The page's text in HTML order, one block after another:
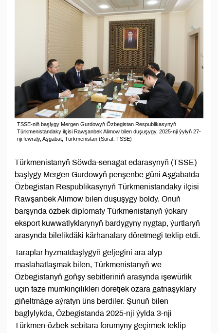
TSSE-niň başlygy Mergen Gurdowyň Özbegistan Respublikasynyň
Türkmenistandaky ilçisi Rawşanbek Alimow bilen duşuşygy, 2025-nji ýylyň 27-
nji fewraly, Aşgabat, Türkmenistan (Surat: TSSE)
Türkmenistanyň Söwda-senagat edarasynyň (TSSE)
başlygy Mergen Gurdowyň penşenbe güni Aşgabatda
Özbegistan Respublikasynyň Türkmenistandaky ilçisi
Rawşanbek Alimow bilen duşuşygy boldy. Onuň
barşynda özbek diplomaty Türkmenistanyň ýokary
eksport kuwwatlyklarynyň bardygyny nygtap, ýurtlaryň
arasynda bilelikdäki kärhanalary döretmegi teklip etdi.
Taraplar hyzmatdaşlygyň geljegini ara alyp
maslahatlaşmak bilen, Türkmenistanyň we
Özbegistanyň goňşy sebitleriniň arasynda işewürlik
üçin täze mümkinçilikleri döretjek özara gatnaşyklary
giňeltmäge aýratyn üns berdiler. Şunuň bilen
baglylykda, Özbegistanda 2025-nji ýylda 3-nji
Türkmen-özbek sebitara forumyny geçirmek teklip